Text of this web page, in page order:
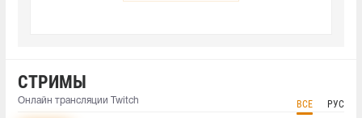
СТРИМЫ
Онлайн трансляции Twitch ВСЕ РУС